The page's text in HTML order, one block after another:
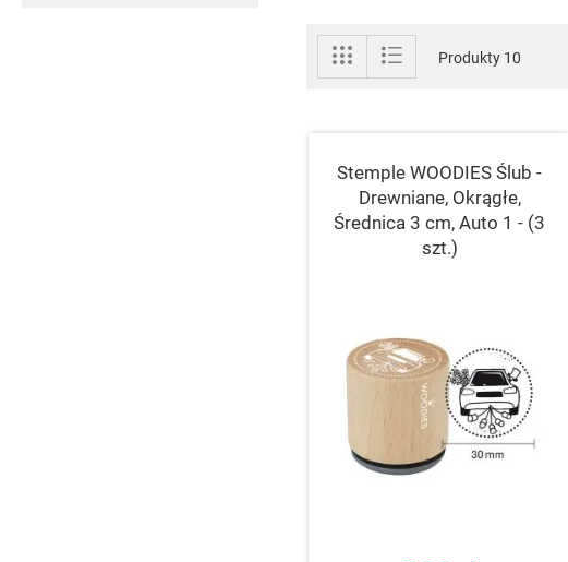
Zobacz
jako
Siatka Produkty 10
Stemple WOODIES Ślub -
Drewniane, Okrągłe,
Średnica 3 cm, Auto 1 - (3
szt.)